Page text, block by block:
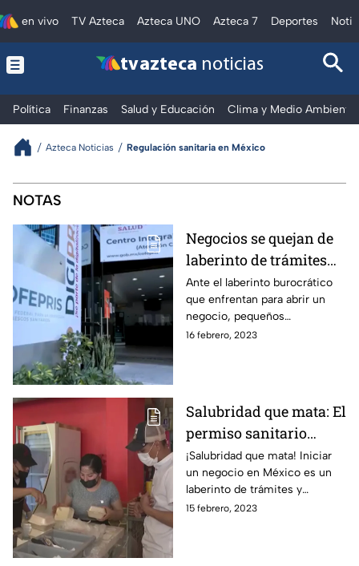
en vivo TV Azteca Azteca UNO Azteca 7 Deportes
tv azteca noticias
Política Finanzas Salud y Educación Clima y Medio Ambiente
Azteca Noticias Regulación sanitaria en México
Noticias en Fuerza Informativa
NOTAS
Negocios se quejan de
laberinto de trámites
en Cofepris
Ante el laberinto burocrático
que enfrentan para abrir un
negocio, pequeños
emprendedores exigen a
16 febrero, 2023
Salubridad que mata: El
permiso sanitario
complica a negocios en
México
¡Salubridad que mata! Iniciar
un negocio en México es un
laberinto de trámites y
requisitos para cualquier
15 febrero, 2023